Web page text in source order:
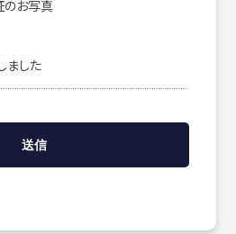
お写真
ました